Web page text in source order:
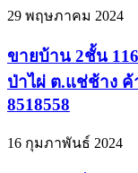
29 พฤษภาคม 2024
ขายบ้าน 2ชั้น
ป่าไผ่ ต.แช่ช้าง ค้
8518558
16 กุมภาพันธ์ 2024